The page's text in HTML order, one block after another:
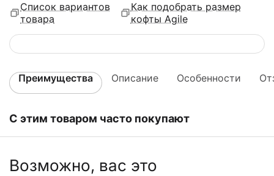
Список вариантов
товара
Как подобрать размер
кофты Agile
Преимущества Описание Особенности
С этим товаром часто покупают
Возможно, вас это